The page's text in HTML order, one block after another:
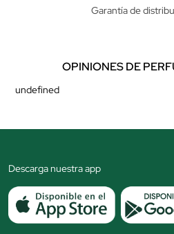
Garantía de
OPINIONES DE
undefined
Descarga nuestra app